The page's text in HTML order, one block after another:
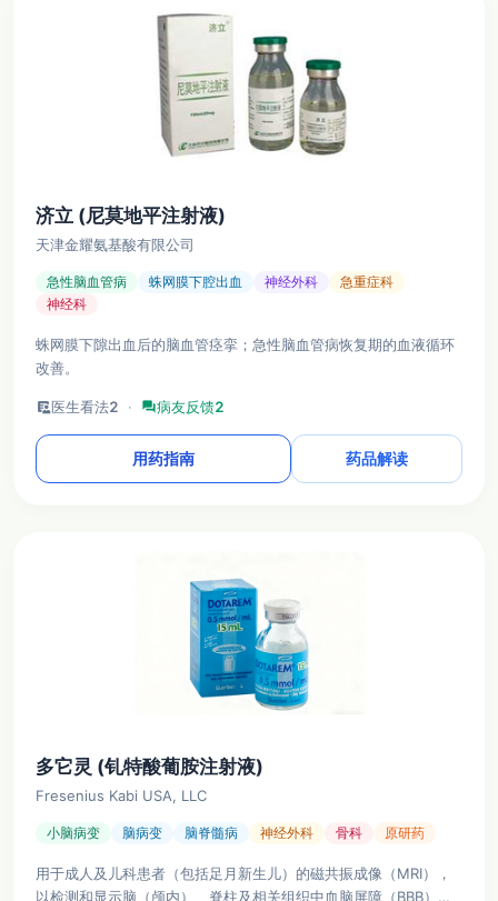
济立 (尼莫地平注射液)
天津金耀氨基酸有限公司
急性脑血管病 蛛网膜下腔出血 神经外科
急重症科
神经科
蛛网膜下隙出血后的脑血管痉挛；急性脑血管病恢复期的血液循环
改善。
clinical_notes医生看法2 · forum病友反馈2
用药指南 药品解读
多它灵 (钆特酸葡胺注射液)
Fresenius Kabi USA, LLC
小脑病变 脑病变 脑脊髓病 神经外科 骨科 原研药
用于成人及儿科患者（包括足月新生儿）的磁共振成像（MRI），
以检测和显示脑（颅内）、脊柱及相关组织中血脑屏障（BBB）破